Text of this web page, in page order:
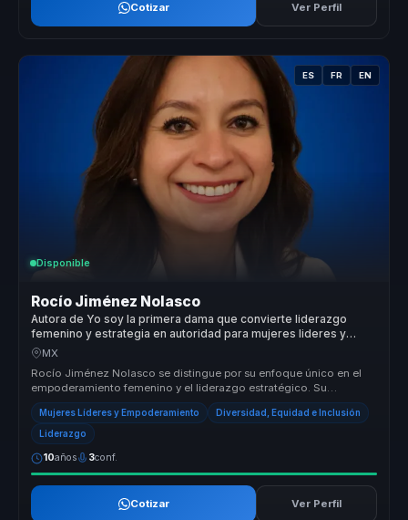
Cotizar Ver Perfil
ES FR EN
Disponible
Rocío Jiménez Nolasco
Autora de Yo soy la primera dama que convierte liderazgo
femenino y estrategia en autoridad para mujeres lideres y
organizaciones.
MX
Rocío Jiménez Nolasco se distingue por su enfoque único en el
empoderamiento femenino y el liderazgo estratégico. Su
capacidad para trans...
Mujeres Líderes y Empoderamiento Diversidad, Equidad e Inclusión
Liderazgo
10años 3conf.
Cotizar Ver Perfil